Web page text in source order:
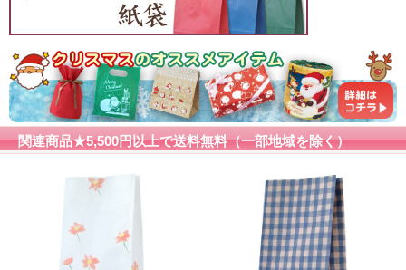
関連商品★5,500円以上で送料無料（一部地域を除く）